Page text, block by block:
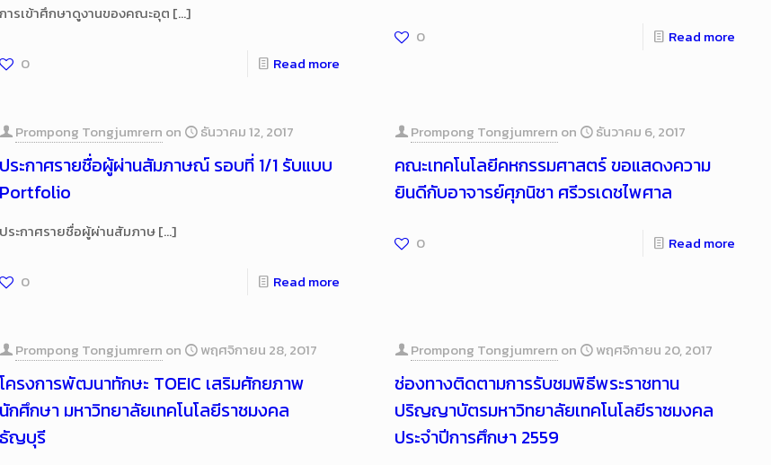
การเข้าศึกษาดูงานของคณะอุต […]
0 Read more
0 Read more
Prompong Tongjumrern on ธันวาคม 12, 2017
ประกาศรายชื่อผู้ผ่านสัมภาษณ์ รอบที่ 1/1 รับแบบ
Portfolio
ประกาศรายชื่อผู้ผ่านสัมภาษ[…]
0 Read more
Prompong Tongjumrern on ธันวาคม 6, 2017
คณะเทคโนโลยีคหกรรมศาสตร์ ขอแสดงความ
ยินดีกับอาจารย์ศุภนิชา ศรีวรเดชไพศาล
0 Read more
Prompong Tongjumrern on พฤศจิกายน 28, 2017
โครงการพัฒนาทักษะ TOEIC เสริมศักยภาพ
นักศึกษา มหาวิทยาลัยเทคโนโลยีราชมงคล
ธัญบุรี
Prompong Tongjumrern on พฤศจิกายน 20, 2017
ช่องทางติดตามการรับชมพิธีพระราชทาน
ปริญญาบัตรมหาวิทยาลัยเทคโนโลยีราชมงคล
ประจำปีการศึกษา 2559